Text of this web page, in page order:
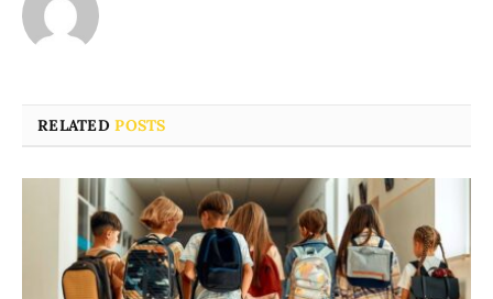
RELATEDPOSTS